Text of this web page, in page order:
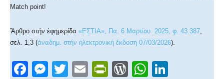
Match point!
Ἄρθρο στήν ἐφημερίδα «ΕΣΤΙΑ», Πα. 6 Μαρτίου 2025, φ. 43.387,
σελ. 1,3 (ἀναδημ. στήν ἠλεκτρονική ἔκδοση 07/03/2026).
F
M
T
E
Pr W
W